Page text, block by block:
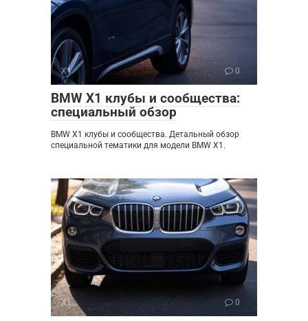
X1 0
BMW X1 клубы и сообщества:
специальный обзор
BMW X1 клубы и сообщества. Детальный обзор
специальной тематики для модели BMW X1.
X1 0